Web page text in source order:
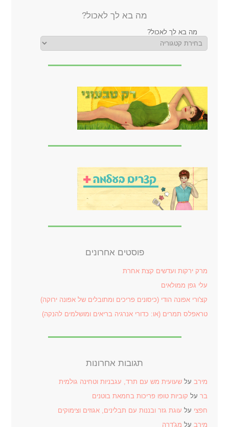
מה בא לך לאכול?
מה בא לך לאכול?
פוסטים אחרונים
מרק ירקות ועדשים קצת אחרת
עלי גפן ממולאים
קצ'ורי אפונה הודי (כיסונים פריכים ומתובלים של אפונה ירוקה)
טראפלס תמרים (או: כדורי אנרגיה בריאים ומושלמים להנקה)
תגובות אחרונות
מירב עלשעועית מש עם תרד, עגבניות וטחינה גולמית
בר על קוביות טופו פריכות בחמאת בוטנים
חפצי על עוגת גזר ובננות עם תבלינים, אגוזים וצימוקים
מירב על מג'דרה